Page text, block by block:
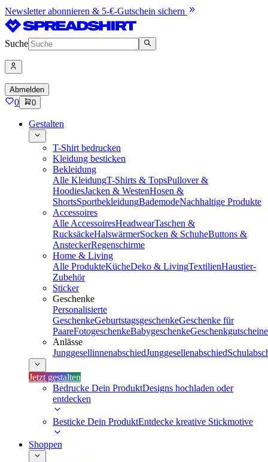
Newsletter abonnieren & 5-€-Gutschein sichern
Suche
Abmelden
0 0
Gestalten
T-Shirt bedrucken
Kleidung besticken
Bekleidung
Alle KleidungT-Shirts & TopsPullover &
HoodiesJacken & WestenHosen &
ShortsSportbekleidungBademodeNachhaltige Produkte
Accessoires
Alle AccessoiresHeadwearTaschen &
RucksäckeHalswärmerSocken & SchuheButtons &
AnsteckerRegenschirme
Home & Living
Alle ProdukteKücheDeko & LivingTextilienHaustier-
Zubehör
Sticker
Geschenke
Personalisierte
GeschenkeGeburtstagsgeschenkeGeschenke für
PaareFotogeschenkeBabygeschenkeGeschenkgutscheine
Anlässe
JunggesellinnenabschiedJunggesellenabschied
Jetzt gestalten
Bedrucke Dein ProduktDesigns hochladen oder
entdecken
Besticke Dein ProduktEntdecke kreative Stickmotive
Shoppen